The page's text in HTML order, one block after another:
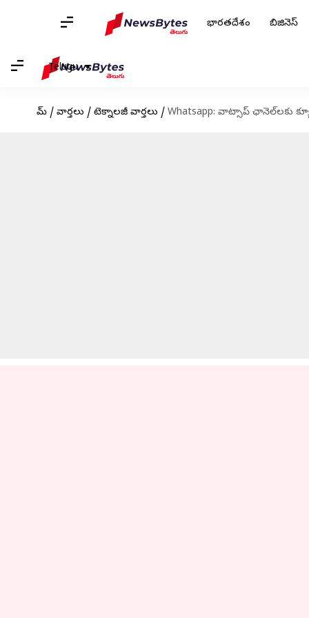
భారతదేశం బిజినెస్
Telugu
హోమ్ / వార్తలు / టెక్నాలజీ వార్తలు / Whatsapp: వాట్సాప్ ఛానెల్‌లకు